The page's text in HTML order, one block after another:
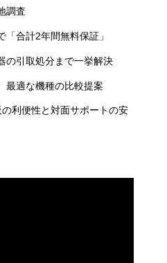
調査
「合計2年間無料保証」
の引取処分まで一挙解決
最適な機種の比較提案
利便性と対面サポートの安